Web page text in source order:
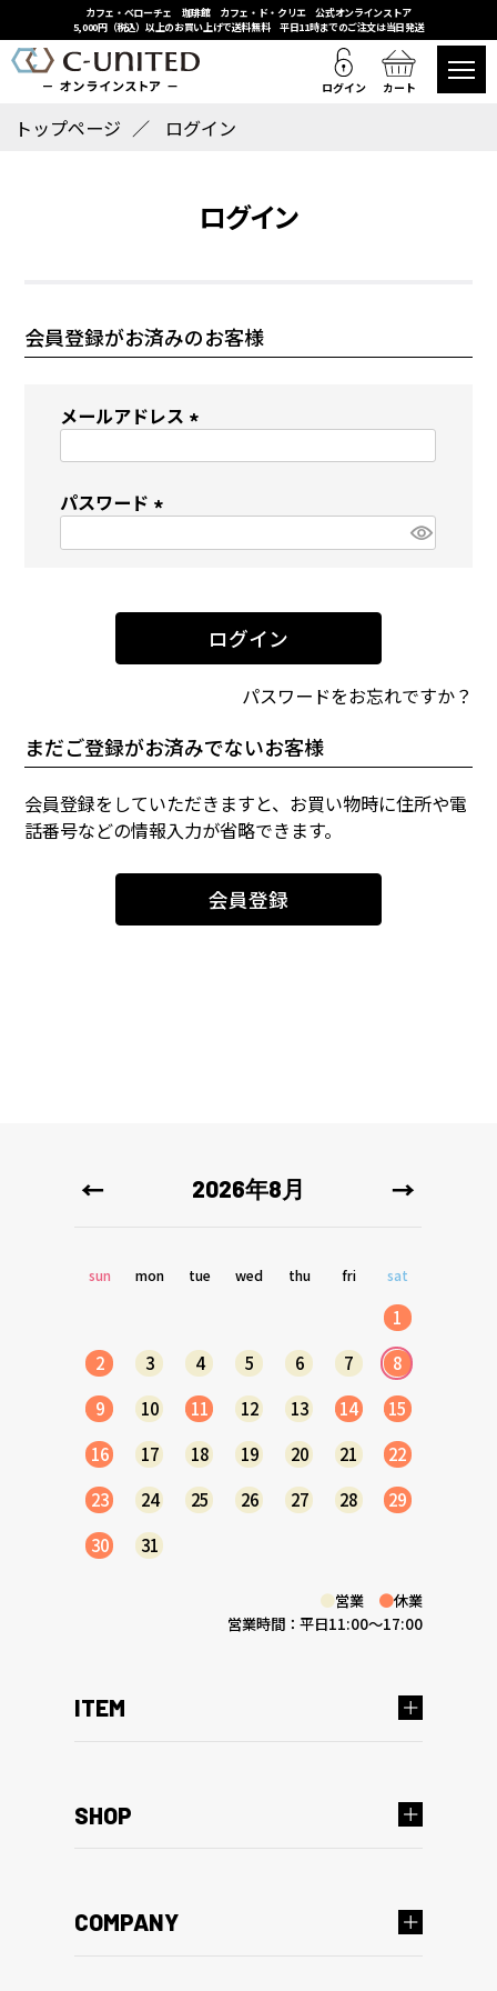
カフェ・ベローチェ 珈琲館 カフェ・ド・クリエ 公式オンラインストア
5,000円（税込）以上のお買い上げで送料無料 平日11時までのご注文は当日発送
ログイン カート
トップページ ログイン
ログイン
会員登録がお済みのお客様
メールアドレス
パスワード
)
ログイン
パスワードをお忘れですか？
まだご登録がお済みでないお客様
会員登録をしていただきますと、お買い物時に住所や電
話番号などの情報入力が省略できます。
会員登録
ITEM
SHOP
COMPANY
2026年8月
sun mon tue wed thu fri sat
1
2
3 4 5 6 7
8
9
10 11 12 13 14
15
16
17 18 19 20 21
22
23
24 25 26 27 28
29
30
31
●営業 ●休業
営業時間：平日11:00～17:00